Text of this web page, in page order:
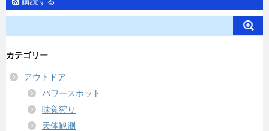
カテゴリー
アウトドア
パワースポット
味覚狩り
天体観測